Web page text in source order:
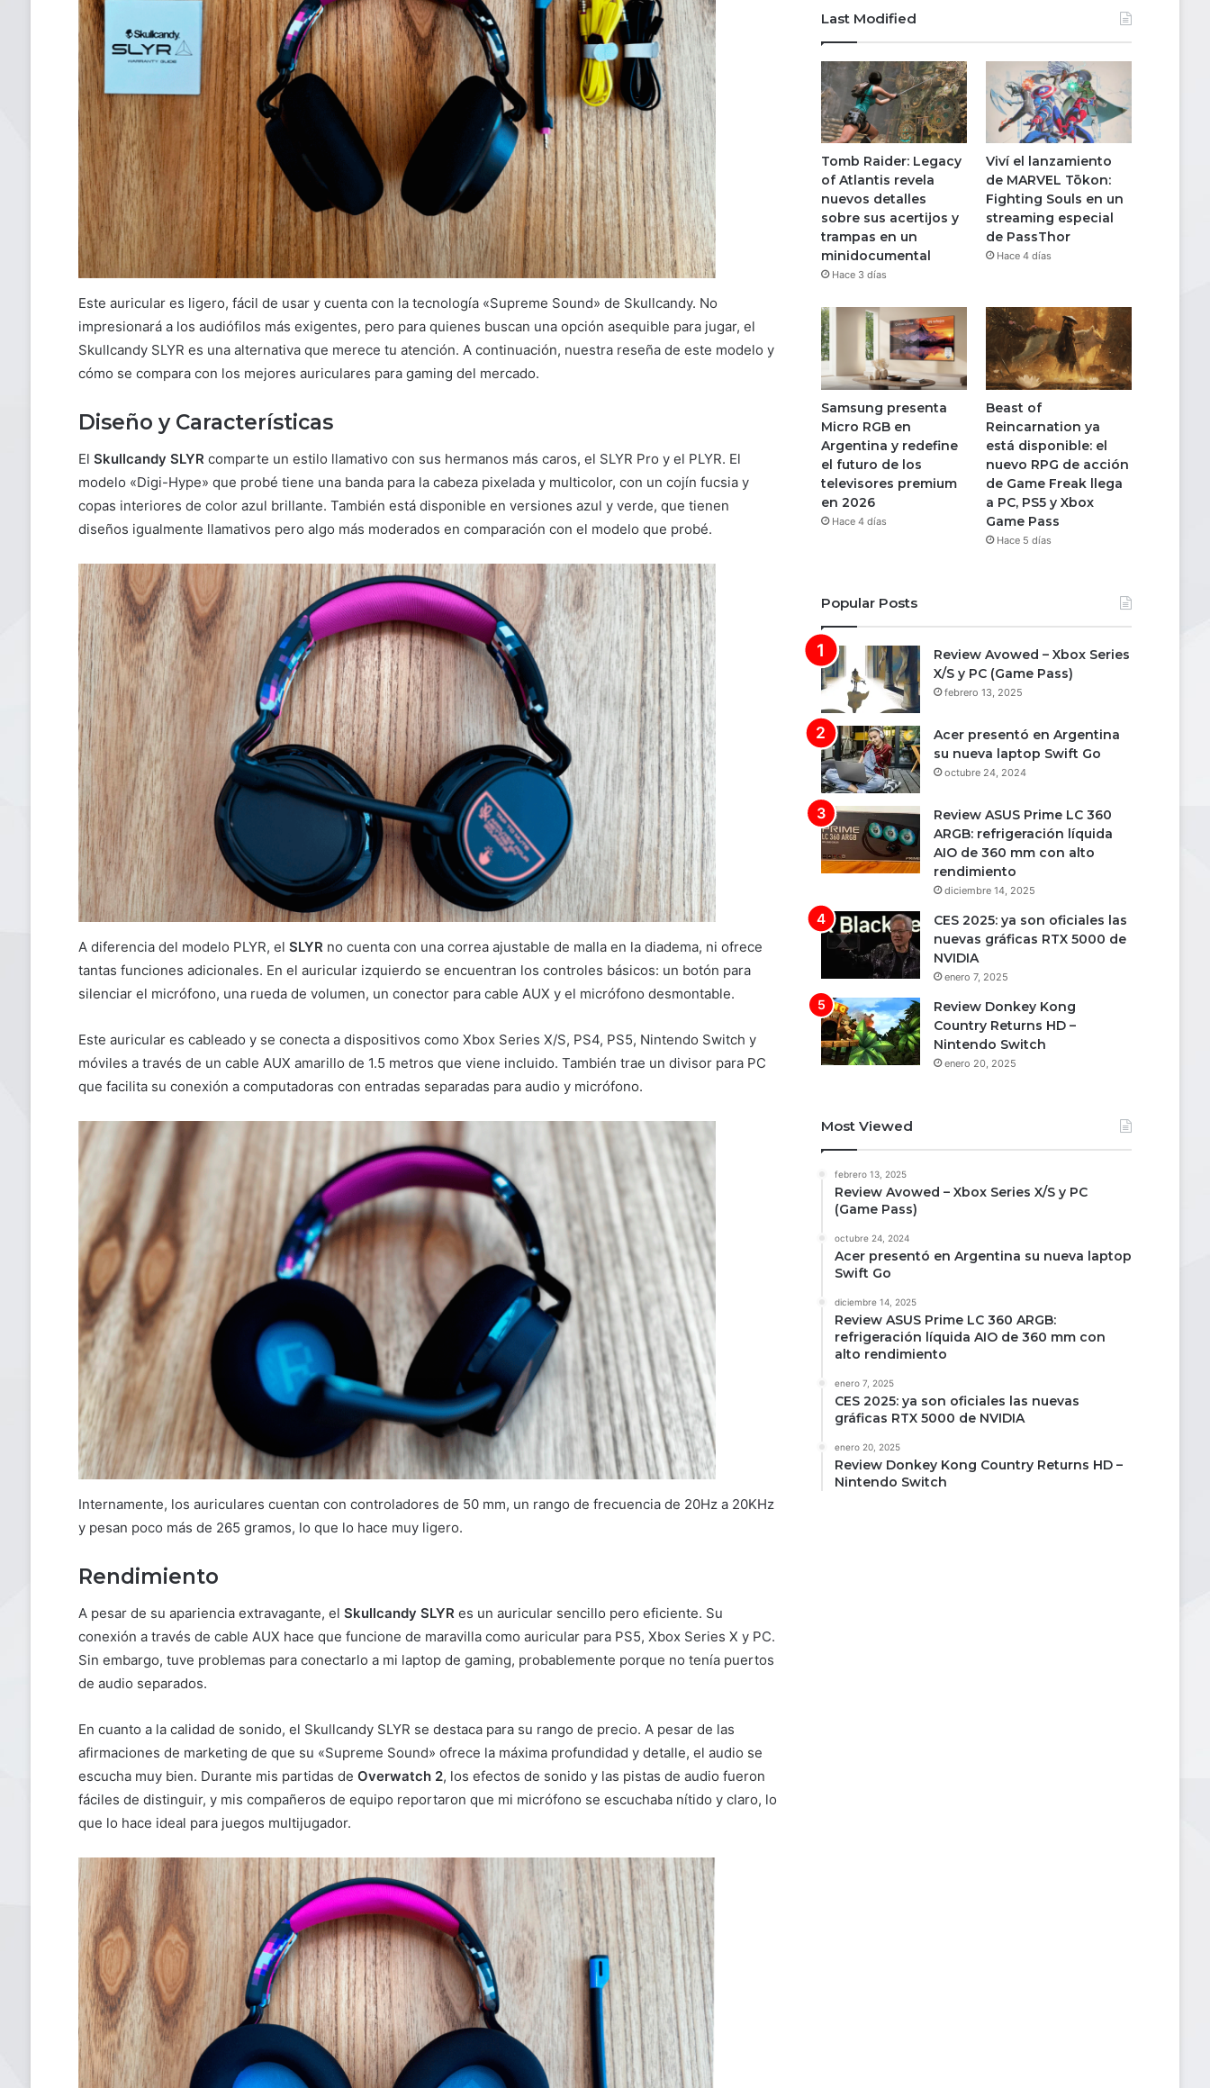
Este auricular es ligero, fácil de usar y cuenta con la tecnología «Supreme Sound» de Skullcandy. No
impresionará a los audiófilos más exigentes, pero para quienes buscan una opción asequible para jugar, el
Skullcandy SLYR es una alternativa que merece tu atención. A continuación, nuestra reseña de este modelo y
cómo se compara con los mejores auriculares para gaming del mercado.
Diseño y Características
El Skullcandy SLYR comparte un estilo llamativo con sus hermanos más caros, el SLYR Pro y el PLYR. El
modelo «Digi-Hype» que probé tiene una banda para la cabeza pixelada y multicolor, con un cojín fucsia y
copas interiores de color azul brillante. También está disponible en versiones azul y verde, que tienen
diseños igualmente llamativos pero algo más moderados en comparación con el modelo que probé.
A diferencia del modelo PLYR, el SLYR no cuenta con una correa ajustable de malla en la diadema, ni ofrece
tantas funciones adicionales. En el auricular izquierdo se encuentran los controles básicos: un botón para
silenciar el micrófono, una rueda de volumen, un conector para cable AUX y el micrófono desmontable.
Este auricular es cableado y se conecta a dispositivos como Xbox Series X/S, PS4, PS5, Nintendo Switch y
móviles a través de un cable AUX amarillo de 1.5 metros que viene incluido. También trae un divisor para PC
que facilita su conexión a computadoras con entradas separadas para audio y micrófono.
Internamente, los auriculares cuentan con controladores de 50 mm, un rango de frecuencia de 20Hz a 20KHz
y pesan poco más de 265 gramos, lo que lo hace muy ligero.
Rendimiento
A pesar de su apariencia extravagante, el Skullcandy SLYR es un auricular sencillo pero eficiente. Su
conexión a través de cable AUX hace que funcione de maravilla como auricular para PS5, Xbox Series X y PC.
Sin embargo, tuve problemas para conectarlo a mi laptop de gaming, probablemente porque no tenía puertos
de audio separados.
En cuanto a la calidad de sonido, el Skullcandy SLYR se destaca para su rango de precio. A pesar de las
afirmaciones de marketing de que su «Supreme Sound» ofrece la máxima profundidad y detalle, el audio se
escucha muy bien. Durante mis partidas de Overwatch 2, los efectos de sonido y las pistas de audio fueron
fáciles de distinguir, y mis compañeros de equipo reportaron que mi micrófono se escuchaba nítido y claro, lo
que lo hace ideal para juegos multijugador.
Last Modified
Tomb Raider: Legacy
of Atlantis revela
nuevos detalles
sobre sus acertijos y
trampas en un
minidocumental
Hace 3 días
Viví el lanzamiento
de MARVEL Tōkon:
Fighting Souls en un
streaming especial
de PassThor
Hace 4 días
Samsung presenta
Micro RGB en
Argentina y redefine
el futuro de los
televisores premium
en 2026
Hace 4 días
Beast of
Reincarnation ya
está disponible: el
nuevo RPG de acción
de Game Freak llega
a PC, PS5 y Xbox
Game Pass
Hace 5 días
Popular Posts
Review Avowed – Xbox Series
X/S y PC (Game Pass)
febrero 13, 2025
Acer presentó en Argentina
su nueva laptop Swift Go
octubre 24, 2024
Review ASUS Prime LC 360
ARGB: refrigeración líquida
AIO de 360 mm con alto
rendimiento
diciembre 14, 2025
CES 2025: ya son oficiales las
nuevas gráficas RTX 5000 de
NVIDIA
enero 7, 2025
Review Donkey Kong
Country Returns HD –
Nintendo Switch
enero 20, 2025
Most Viewed
febrero 13, 2025
Review Avowed – Xbox Series X/S y PC
(Game Pass)
octubre 24, 2024
Acer presentó en Argentina su nueva laptop
Swift Go
diciembre 14, 2025
Review ASUS Prime LC 360 ARGB:
refrigeración líquida AIO de 360 mm con
alto rendimiento
enero 7, 2025
CES 2025: ya son oficiales las nuevas
gráficas RTX 5000 de NVIDIA
enero 20, 2025
Review Donkey Kong Country Returns HD –
Nintendo Switch